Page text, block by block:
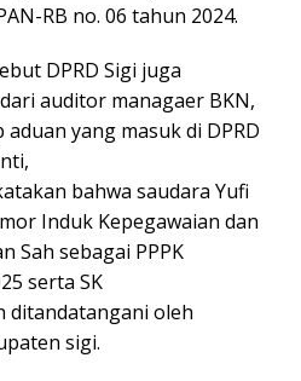
RB no. 06 tahun 2024.
DPRD Sigi juga
auditor managaer BKN,
yang masuk di DPRD
bahwa saudara Yufi
Induk Kepegawaian dan
Sah sebagai PPPK
serta SK
ditandatangani oleh
sigi.